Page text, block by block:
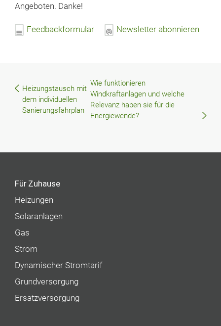
Angeboten. Danke!
Feedbackformular Newsletter abonnieren
Beitragsnavigation
Heizungstausch mit
dem individuellen
Sanierungsfahrplan
Wie funktionieren
Windkraftanlagen und welche
Relevanz haben sie für die
Energiewende?
Für Zuhause
Heizungen
Solaranlagen
Gas
Strom
Dynamischer Stromtarif
Grundversorgung
Ersatzversorgung